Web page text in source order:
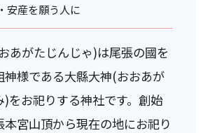
安産を願う人に
あがたじんじゃ)は尾張の國を
神様である大縣大神(おおあが
)をお祀りする神社です。創始
本宮山頂から現在の地にお祀り